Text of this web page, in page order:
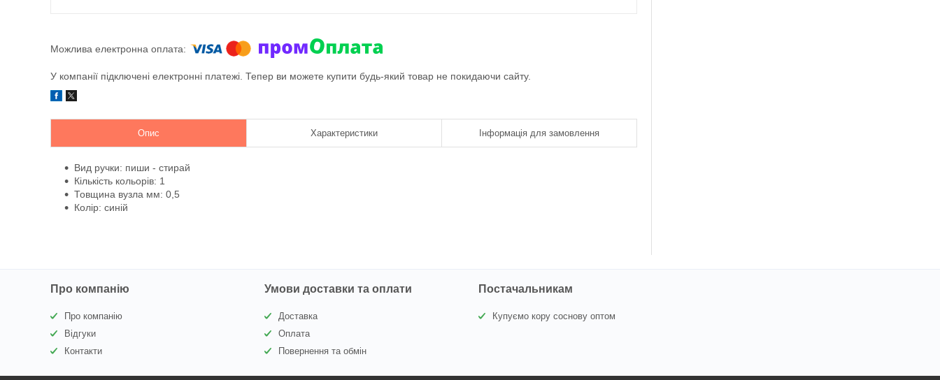
У компанії підключені електронні платежі. Тепер ви можете купити будь-який товар не покидаючи сайту.
Опис Характеристики Інформація для замовлення
Вид ручки: пиши - стирай
Кількість кольорів: 1
Товщина вузла мм: 0,5
Колір: синій
Про компанію
Про компанію
Відгуки
Контакти
Умови доставки та оплати
Доставка
Оплата
Повернення та обмін
Постачальникам
Купуємо кору соснову оптом